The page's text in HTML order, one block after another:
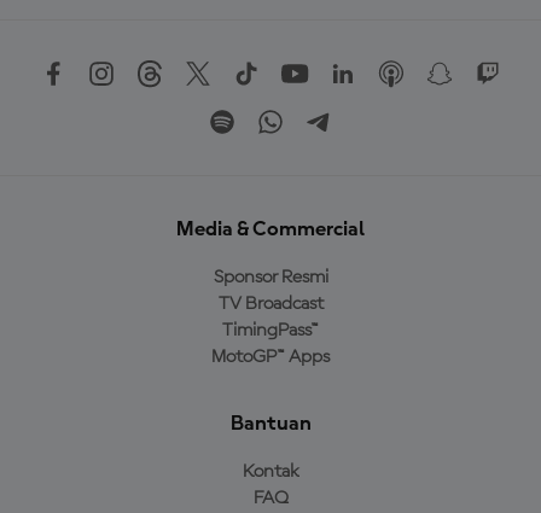
Media & Commercial
Sponsor Resmi
TV Broadcast
TimingPass™
MotoGP™ Apps
Bantuan
Kontak
FAQ